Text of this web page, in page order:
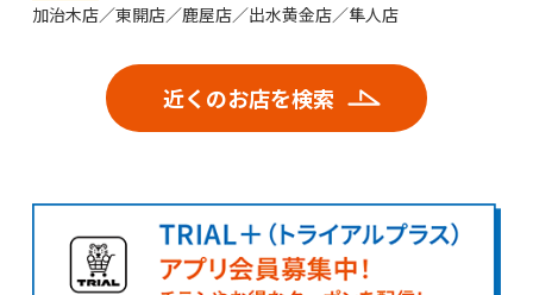
加治木店／東開店／鹿屋店／出水黄金店／隼人店
近くのお店を検索